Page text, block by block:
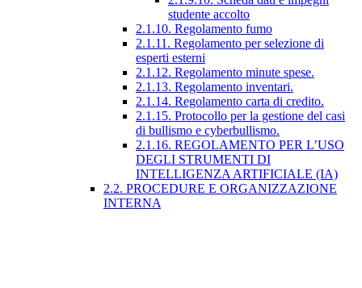
studente accolto
2.1.10. Regolamento fumo
2.1.11. Regolamento per selezione di
esperti esterni
2.1.12. Regolamento minute spese.
2.1.13. Regolamento inventari.
2.1.14. Regolamento carta di credito.
2.1.15. Protocollo per la gestione del casi
di bullismo e cyberbullismo.
2.1.16. REGOLAMENTO PER L’USO
DEGLI STRUMENTI DI
INTELLIGENZA ARTIFICIALE (IA)
2.2. PROCEDURE E ORGANIZZAZIONE
INTERNA